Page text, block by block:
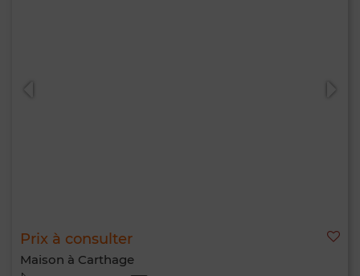
Prix à consulter
Maison à Carthage